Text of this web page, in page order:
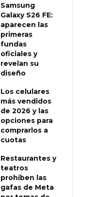
Samsung
Galaxy S26 FE:
aparecen las
primeras
fundas
oficiales y
revelan su
diseño
Los celulares
más vendidos
de 2026 y las
opciones para
comprarlos a
cuotas
Restaurantes y
teatros
prohíben las
gafas de Meta